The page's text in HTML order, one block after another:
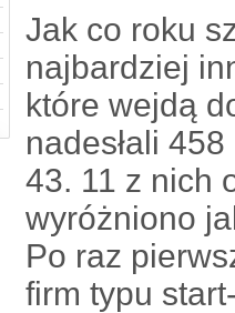
Jak co roku
najbardziej
które wejdą
nadesłali
43. 11 z nich
wyróżniono
Po raz
firm typu